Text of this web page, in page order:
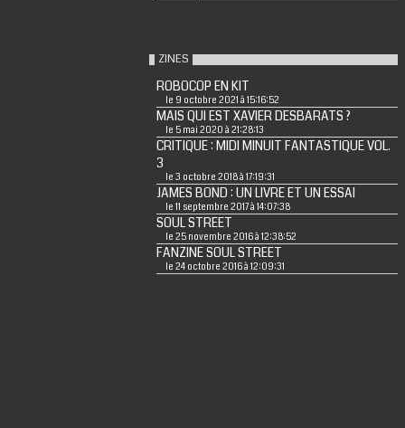
ZINES
ROBOCOP EN KIT
le 9 octobre 2021 à 15:16:52
MAIS QUI EST XAVIER DESBARATS ?
le 5 mai 2020 à 21:28:13
CRITIQUE : MIDI MINUIT FANTASTIQUE VOL.
3
le 3 octobre 2018 à 17:19:31
JAMES BOND : UN LIVRE ET UN ESSAI
le 11 septembre 2017 à 14:07:38
SOUL STREET
le 25 novembre 2016 à 12:38:52
FANZINE SOUL STREET
le 24 octobre 2016 à 12:09:31